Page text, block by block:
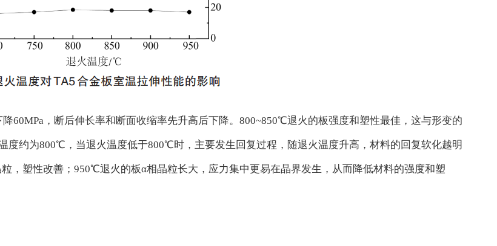
60MPa，断后伸长率和断面收缩率先升高后下降。800~850℃退火的板强度和塑性最佳，这与形变的
度约为800℃，当退火温度低于800℃时，主要发生回复过程，随退火温度升高，材料的回复软化越明
，塑性改善；950℃退火的板α相晶粒长大，应力集中更易在晶界发生，从而降低材料的强度和塑